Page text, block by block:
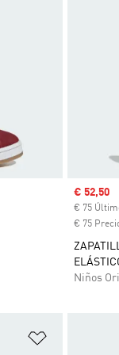
Precio
€ 52,50
€ 75
€ 75
Niños